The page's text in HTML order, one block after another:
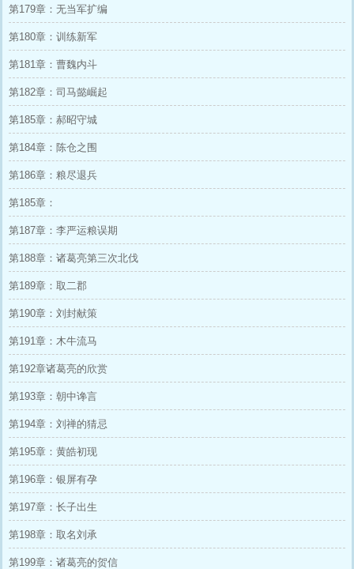
第179章：无当军扩编
第180章：训练新军
第181章：曹魏内斗
第182章：司马懿崛起
第185章：郝昭守城
第184章：陈仓之围
第186章：粮尽退兵
第185章：
第187章：李严运粮误期
第188章：诸葛亮第三次北伐
第189章：取二郡
第190章：刘封献策
第191章：木牛流马
第192章诸葛亮的欣赏
第193章：朝中谗言
第194章：刘禅的猜忌
第195章：黄皓初现
第196章：银屏有孕
第197章：长子出生
第198章：取名刘承
第199章：诸葛亮的贺信